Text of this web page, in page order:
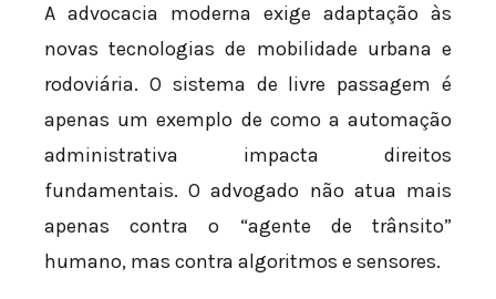
A advocacia moderna exige adaptação às
novas tecnologias de mobilidade urbana e
rodoviária. O sistema de livre passagem é
apenas um exemplo de como a automação
administrativa impacta direitos
fundamentais. O advogado não atua mais
apenas contra o “agente de trânsito”
humano, mas contra algoritmos e sensores.